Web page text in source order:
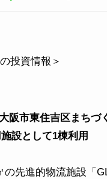
投資情報＞
阪市東住吉区まちづ
設として1棟利用
の先進的物流施設「